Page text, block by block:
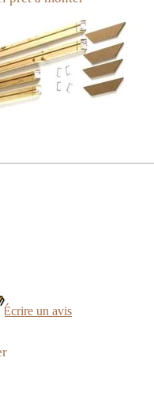
Écrire un avis